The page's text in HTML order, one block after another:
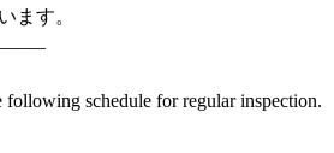
ます。
schedule for regular inspection.